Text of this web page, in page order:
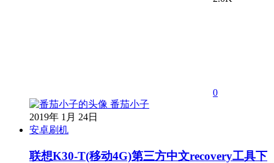
0
番茄小子
2019年 1月 24日
安卓刷机
联想K30-T(移动4G)第三方中文recovery工具下